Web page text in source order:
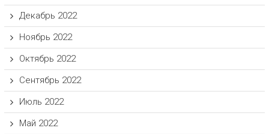
Декабрь 2022
Ноябрь 2022
Октябрь 2022
Сентябрь 2022
Июль 2022
Май 2022